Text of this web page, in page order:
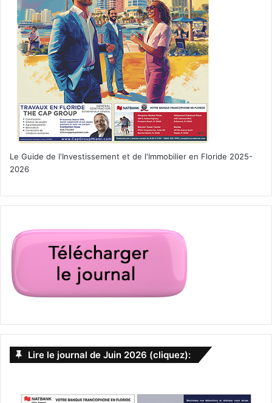
Le Guide de l'Investissement et de l'Immobilier en Floride 2025-
2026
Lire le journal de Juin 2026 (cliquez):